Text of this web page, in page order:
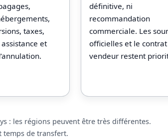
taxes,
et
définitive, ni
recommandation
commerciale. Les
officielles et le
vendeur restent
: les régions peuvent être très différentes.
temps de transfert.